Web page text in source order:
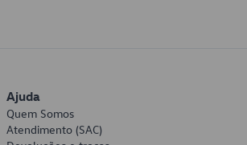
Ajuda
Quem Somos
Atendimento (SAC)